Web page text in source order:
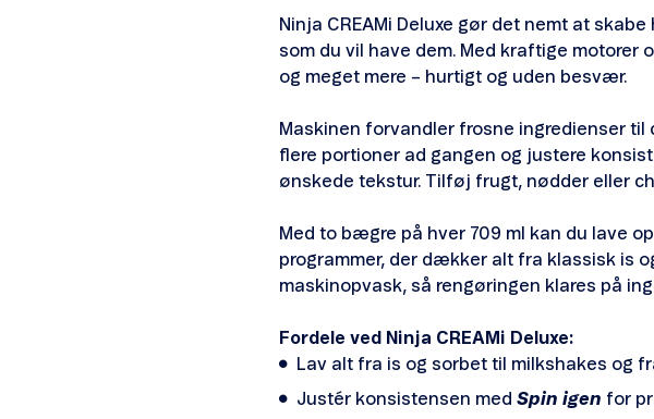
Ninja CREAMi Deluxe gør det nemt at
som du vil have dem. Med kraftige
og meget mere – hurtigt og uden besvær.
Maskinen forvandler frosne ingredienser til
flere portioner ad gangen og justere
ønskede tekstur. Tilføj frugt, nødder eller
Med to bægre på hver 709 ml kan du lave
programmer, der dækker alt fra klassisk is
maskinopvask, så rengøringen klares på
Fordele ved Ninja CREAMi Deluxe:
Lav alt fra is og sorbet til milkshakes og
Justér konsistensen med Spin igen for